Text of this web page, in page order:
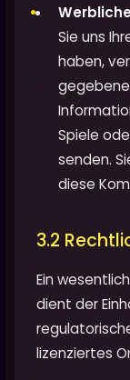
Sie uns
haben,
Spiele
senden.
diese
3.2
Ein
dient der
lizenziertes